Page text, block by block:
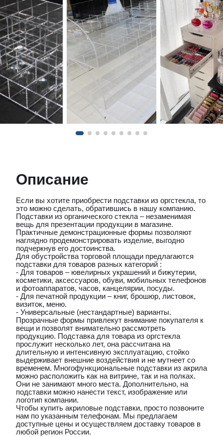
Описание
Если вы хотите приобрести подставки из оргстекла, то
это можно сделать, обратившись в нашу компанию.
Подставки из органического стекла – незаменимая
вещь для презентации продукции в магазине.
Практичные демонстрационные формы позволяют
наглядно продемонстрировать изделие, выгодно
подчеркнув его достоинства.
Для обустройства торговой площади предлагаются
подставки для товаров разных категорий :
- Для товаров – ювелирных украшений и бижутерии,
косметики, аксессуаров, обуви, мобильных телефонов
и фотоаппаратов, часов, канцелярии, посуды.
- Для печатной продукции – книг, брошюр, листовок,
визиток, меню.
- Универсальные (нестандартные) варианты.
Прозрачные формы привлекут внимание покупателя к
вещи и позволят внимательно рассмотреть
продукцию. Подставка для товара из оргстекла
прослужит несколько лет, она рассчитана на
длительную и интенсивную эксплуатацию, стойко
выдерживает внешние воздействия и не мутнеет со
временем. Многофункциональные подставки из акрила
можно расположить как на витрине, так и на полках.
Они не занимают много места. Дополнительно, на
подставки можно нанести текст, изображение или
логотип компании.
Чтобы купить акриловые подставки, просто позвоните
нам по указанным телефонам. Мы предлагаем
доступные цены и осуществляем доставку товаров в
любой регион России.